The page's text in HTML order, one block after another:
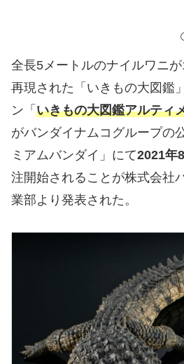
全長5メートルのナイルワニ
再現された「いきもの大図鑑
ン「 いきもの大図鑑アルティ
がバンダイナムコグループの
ミアムバンダイ」にて2021年
注開始されることが株式会社
業部より発表された。